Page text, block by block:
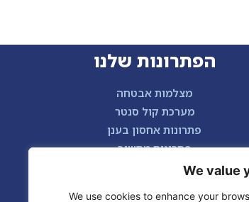
We value
We use cookies to enhance your
הפתרונות שלנו
מצלמות אבטחה
מערכת קול סנטר
פתרונות אחסון בענן
פתרונות מחשוב
טלפוניה ומרכזיות